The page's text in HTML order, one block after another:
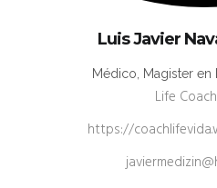
Luis Javier
Médico, Magister en
Life
https://